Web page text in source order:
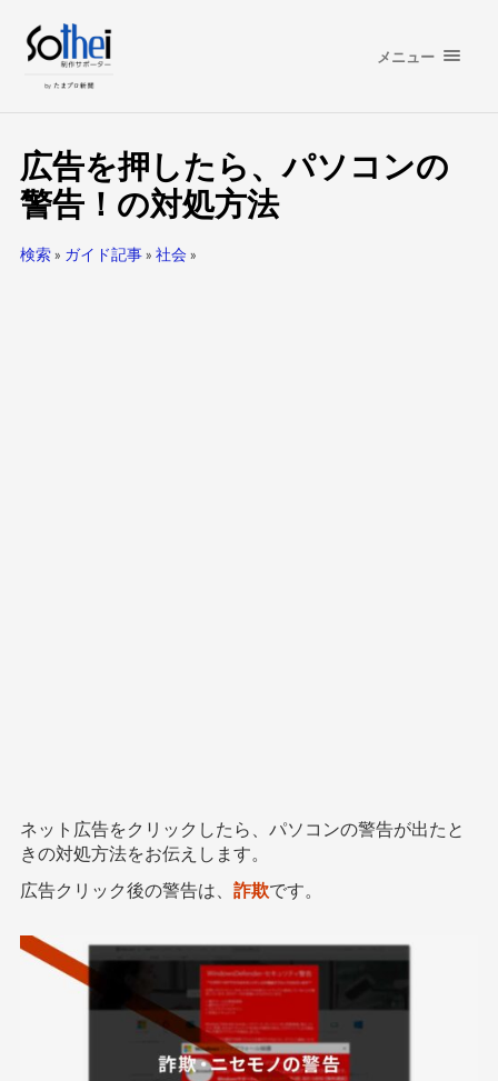
メニュー
広告を押したら、パソコンの
警告！の対処方法
検索» ガイド記事» 社会»
ネット広告をクリックしたら、パソコンの警告が出たと
きの対処方法をお伝えします。
広告クリック後の警告は、 詐欺です。